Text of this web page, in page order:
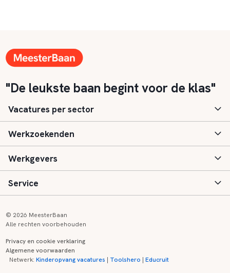
"De leukste baan begint voor de klas"
Vacatures per sector
Basisonderwijs
Speciaal (basis) onderwijs
Voortgezet onderwijs
Kinderopvang
Werkzoekenden
Aanmelden
Vacatures
Zij-instroom informatie
Werkgevers
Inloggen
Registreren
Service
Onderwijs links
© 2026 MeesterBaan
Alle rechten voorbehouden
Privacy en cookie verklaring
Algemene voorwaarden
Netwerk:Kinderopvang vacatures | Toolshero |Educruit